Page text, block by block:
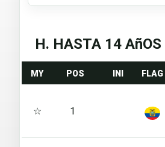
H. HASTA 14
MY POS INI FLAG
☆ 1